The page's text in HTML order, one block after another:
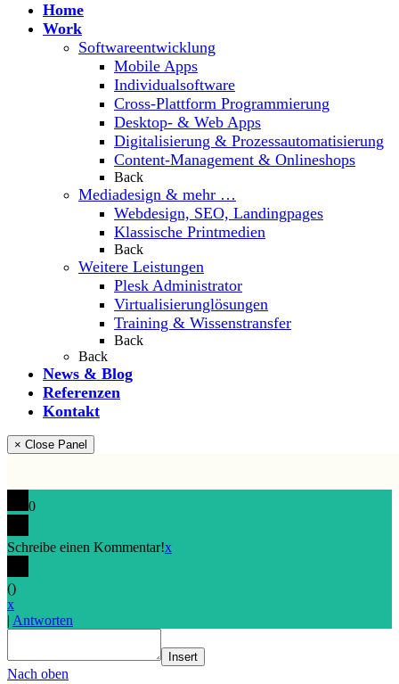
Home
Work
Softwareentwicklung
Mobile Apps
Individualsoftware
Cross-Plattform Programmierung
Desktop- & Web Apps
Digitalisierung & Prozessautomatisierung
Content-Management & Onlineshops
Back
Mediadesign & mehr …
Webdesign, SEO, Landingpages
Klassische Printmedien
Back
Weitere Leistungen
Plesk Administrator
Virtualisierunglösungen
Training & Wissenstransfer
Back
Back
News & Blog
Referenzen
Kontakt
× Close Panel
0
Schreibe einen Kommentar!x
()
x
| Antworten
Insert
Nach oben